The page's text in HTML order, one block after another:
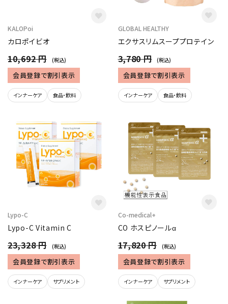
KALOPoi
カロポイビオ
10,692 円 (税込)
会員登録で割引表示
インナーケア 食品・飲料
GLOBAL HEALTHY
エクサスリムスーププロテイン
3,780 円 (税込)
会員登録で割引表示
インナーケア 食品・飲料
Lypo-C
Lypo-C Vitamin C
23,328 円 (税込)
会員登録で割引表示
インナーケア サプリメント
Co-medical+
CO ホスピノールα
17,820 円 (税込)
会員登録で割引表示
インナーケア サプリメント